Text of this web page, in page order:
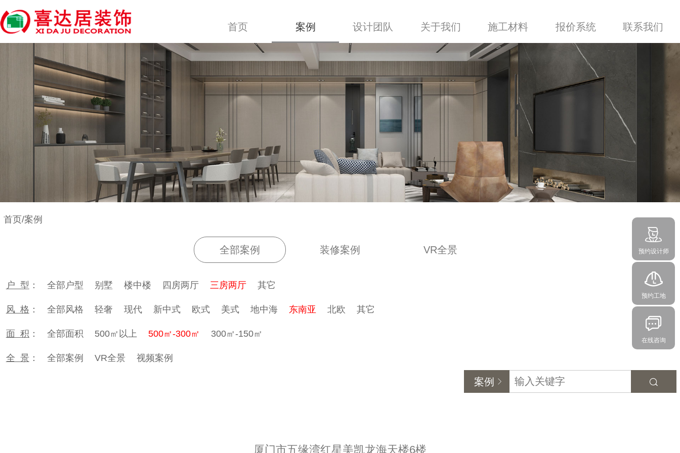
首页 案例 设计团队 关于我们 施工材料 报价系统 联系我们
首页/案例
全部案例 装修案例 VR全景
户 型 ： 全部户型 别墅 楼中楼 四房两厅 三房两厅 其它
风 格 ： 全部风格 轻奢 现代 新中式 欧式 美式 地中海 东南亚 北欧 其它
面 积 ： 全部面积 500㎡以上 500㎡-300㎡ 300㎡-150㎡
全 景： 全部案例 VR全景 视频案例
案例
厦门市五缘湾红星美凯龙海天楼6楼
预约设计师
预约工地
在线咨询